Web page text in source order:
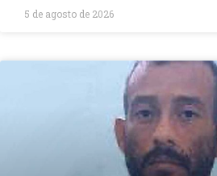
5 de agosto de 2026